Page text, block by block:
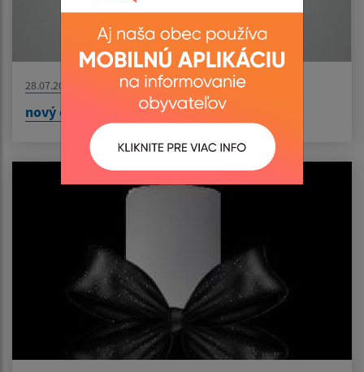
28.07.2026
nový článok